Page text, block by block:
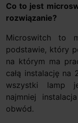
Co to jest
rozwiązanie?
Microswitch to
podstawie, który
na którym ma
całą instalację na
wszystki lamp
najmniej
obwód.